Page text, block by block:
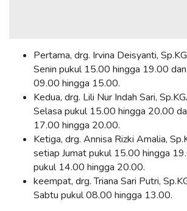
Pertama, drg. Irvina Deisyanti,
Senin pukul 15.00 hingga 19.00
09.00 hingga 15.00.
Kedua, drg. Lili Nur Indah Sari,
Selasa pukul 15.00 hingga 20.00
17.00 hingga 20.00.
Ketiga, drg. Annisa Rizki Amalia,
setiap Jumat pukul 15.00 hingga
pukul 14.00 hingga 20.00.
keempat, drg. Triana Sari Putri,
Sabtu pukul 08.00 hingga 13.00.